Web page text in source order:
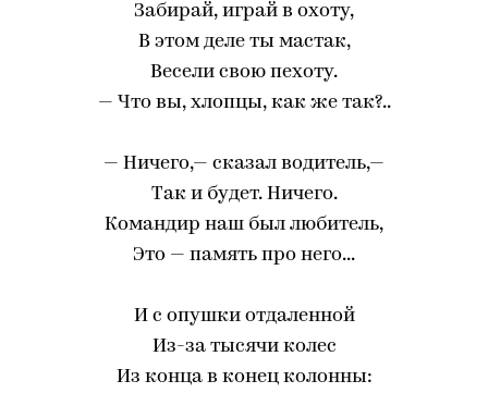
Забирай, играй в охоту,
В этом деле ты мастак,
Весели свою пехоту.
— Что вы, хлопцы, как же так?..
— Ничего,— сказал водитель,—
Так и будет. Ничего.
Командир наш был любитель,
Это — память про него...
И с опушки отдаленной
Из-за тысячи колес
Из конца в конец колонны: